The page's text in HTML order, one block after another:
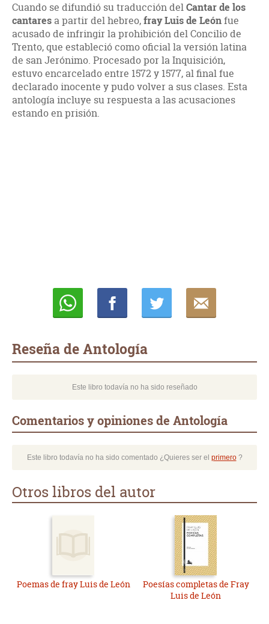
Cuando se difundió su traducción delCantar de los
cantares a partir del hebreo,fray Luis de Leónfue
acusado de infringir la prohibición del Concilio de
Trento, que estableció como oficial la versión latina
de san Jerónimo. Procesado por la Inquisición,
estuvo encarcelado entre 1572 y 1577, al final fue
declarado inocente y pudo volver a sus clases. Esta
antología incluye su respuesta a las acusaciones
estando en prisión.
Reseña de Antología
Este libro todavía no ha sido reseñado
Comentarios y opiniones de Antología
Este libro todavía no ha sido comentado ¿Quieres ser el primero?
Otros libros del autor
Poemas de fray Luis de León
Poesías completas de Fray
Luis de León